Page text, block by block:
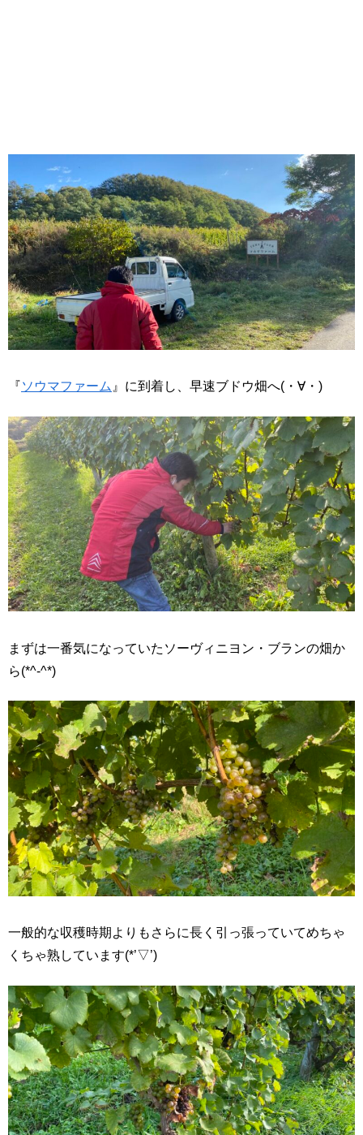
『ソウマファーム 』に到着し、早速ブドウ畑へ(・∀・)
まずは一番気になっていたソーヴィニヨン・ブランの畑か
ら(*^-^*)
一般的な収穫時期よりもさらに長く引っ張っていてめちゃ
くちゃ熟しています(*’▽’)